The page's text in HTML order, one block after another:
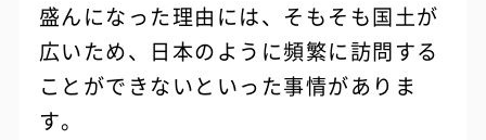
盛んになった理由には、そもそも国土が
広いため、日本のように頻繁に訪問する
ことができないといった事情がありま
す。